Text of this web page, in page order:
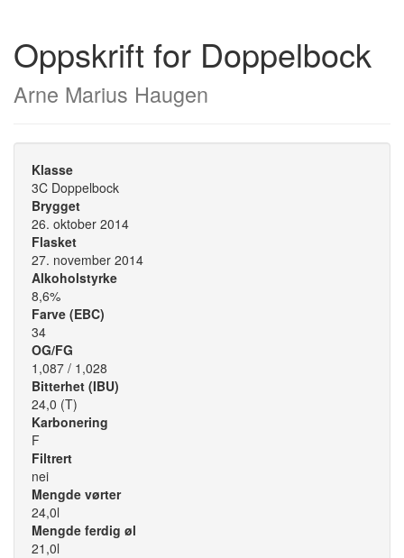
Oppskrift for Doppelbock
Arne Marius Haugen
Klasse
3C Doppelbock
Brygget
26. oktober 2014
Flasket
27. november 2014
Alkoholstyrke
8,6%
Farve (EBC)
34
OG/FG
1,087 / 1,028
Bitterhet (IBU)
24,0 (T)
Karbonering
F
Filtrert
nei
Mengde vørter
24,0l
Mengde ferdig øl
21,0l